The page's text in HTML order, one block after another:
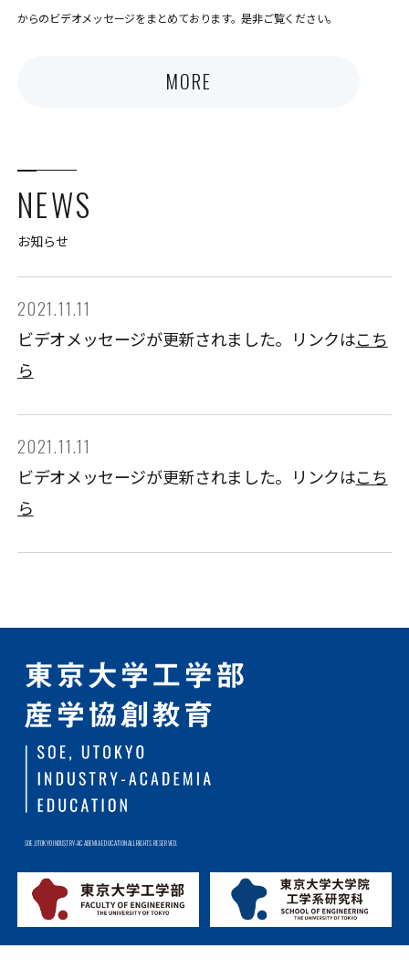
からのビデオメッセージをまとめております。是非ご覧ください。
MORE
NEWS
お知らせ
2021.11.11
ビデオメッセージが更新されました。リンクはこち
ら
2021.11.11
ビデオメッセージが更新されました。リンクはこち
ら
SOE,UTOKYO INDUSTRY-ACADEMIA EDUCATION ALL RIGHTS RESERVED.